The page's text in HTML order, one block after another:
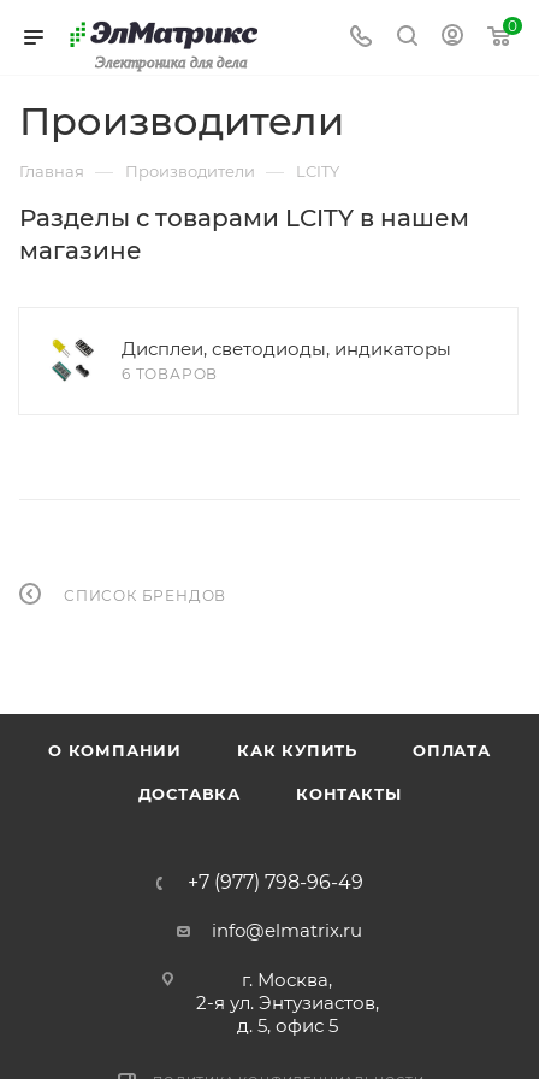
Электроника для дела
0
Производители
Главная — Производители — LCITY
Разделы с товарами LCITY в нашем
магазине
Дисплеи, светодиоды, индикаторы
6 ТОВАРОВ
СПИСОК БРЕНДОВ
О КОМПАНИИ КАК КУПИТЬ ОПЛАТА
ДОСТАВКА КОНТАКТЫ
+7 (977) 798-96-49
info@elmatrix.ru
г. Москва,
2-я ул. Энтузиастов,
д. 5, офис 5